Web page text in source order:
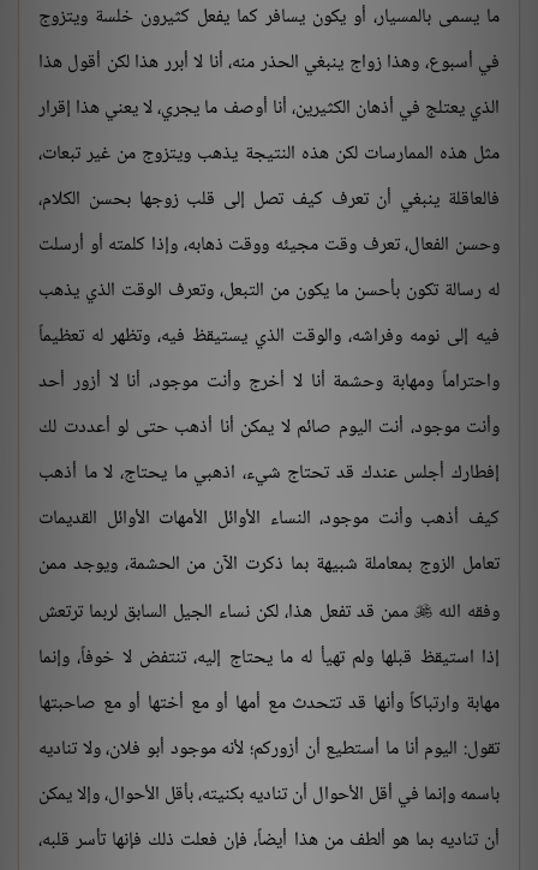
ما يسمى بالمسيار، أو يكون يسافر كما يفعل كثيرون خلسة ويتزوج
في أسبوع، وهذا زواج ينبغي الحذر منه، أنا لا أبرر هذا لكن أقول هذا
الذي يعتلج في أذهان الكثيرين، أنا أوصف ما يجري، لا يعني هذا إقرار
مثل هذه الممارسات لكن هذه النتيجة يذهب ويتزوج من غير تبعات،
فالعاقلة ينبغي أن تعرف كيف تصل إلى قلب زوجها بحسن الكلام،
وحسن الفعال، تعرف وقت مجيئه ووقت ذهابه، وإذا كلمته أو أرسلت
له رسالة تكون بأحسن ما يكون من التبعل، وتعرف الوقت الذي يذهب
فيه إلى نومه وفراشه، والوقت الذي يستيقظ فيه، وتظهر له تعظيماً
واحتراماً ومهابة وحشمة أنا لا أخرج وأنت موجود، أنا لا أزور أحد
وأنت موجود، أنت اليوم صائم لا يمكن أنا أذهب حتى لو أعددت لك
إفطارك أجلس عندك قد تحتاج شيء، اذهبي ما يحتاج، لا ما أذهب
كيف أذهب وأنت موجود، النساء الأوائل الأمهات الأوائل القديمات
تعامل الزوج بمعاملة شبيهة بما ذكرت الآن من الحشمة، ويوجد ممن
وفقه الله ممن قد تفعل هذا، لكن نساء الجيل السابق لربما ترتعش
إذا استيقظ قبلها ولم تهيأ له ما يحتاج إليه، تنتفض لا خوفاً، وإنما
مهابة وارتباكاً وأنها قد تتحدث مع أمها أو مع أختها أو مع صاحبتها
تقول: اليوم أنا ما أستطيع أن أزوركم؛ لأنه موجود أبو فلان، ولا تناديه
باسمه وإنما في أقل الأحوال أن تناديه بكنيته، بأقل الأحوال، وإلا يمكن
أن تناديه بما هو ألطف من هذا أيضاً، فإن فعلت ذلك فإنها تأسر قلبه،